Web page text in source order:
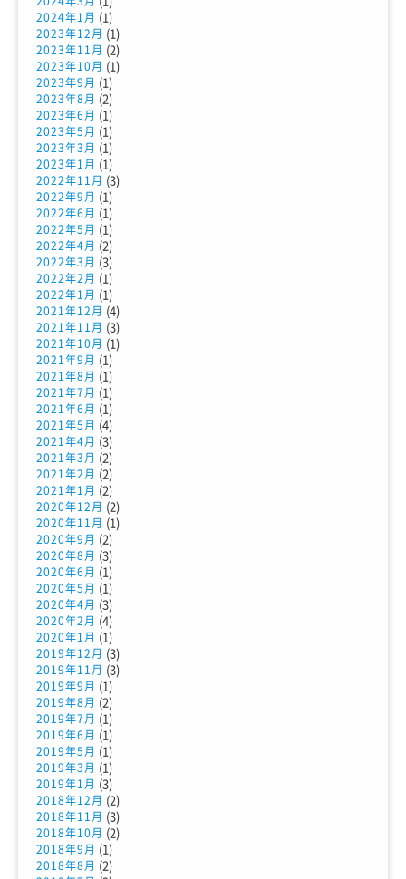
2024年1月 (1)
2023年12月 (1)
2023年11月 (2)
2023年10月 (1)
2023年9月 (1)
2023年8月 (2)
2023年6月 (1)
2023年5月 (1)
2023年3月 (1)
2023年1月 (1)
2022年11月 (3)
2022年9月 (1)
2022年6月 (1)
2022年5月 (1)
2022年4月 (2)
2022年3月 (3)
2022年2月 (1)
2022年1月 (1)
2021年12月 (4)
2021年11月 (3)
2021年10月 (1)
2021年9月 (1)
2021年8月 (1)
2021年7月 (1)
2021年6月 (1)
2021年5月 (4)
2021年4月 (3)
2021年3月 (2)
2021年2月 (2)
2021年1月 (2)
2020年12月 (2)
2020年11月 (1)
2020年9月 (2)
2020年8月 (3)
2020年6月 (1)
2020年5月 (1)
2020年4月 (3)
2020年2月 (4)
2020年1月 (1)
2019年12月 (3)
2019年11月 (3)
2019年9月 (1)
2019年8月 (2)
2019年7月 (1)
2019年6月 (1)
2019年5月 (1)
2019年3月 (1)
2019年1月 (3)
2018年12月 (2)
2018年11月 (3)
2018年10月 (2)
2018年9月 (1)
2018年8月 (2)